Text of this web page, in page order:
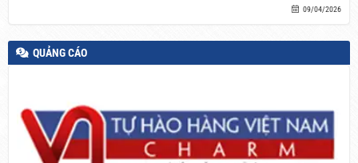
09/04/2026
QUẢNG CÁO